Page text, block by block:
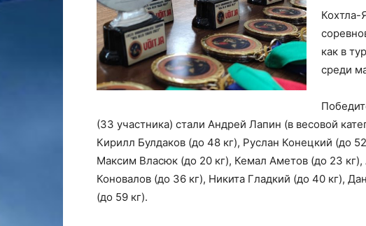
Кохтла-
как в
среди
(33 участника) стали Андрей Лапин (в весовой
Кирилл Булдаков (до 48 кг), Руслан Конецкий (до
Максим Власюк (до 20 кг), Кемал Аметов (до 23
Коновалов (до 36 кг), Никита Гладкий (до 40 кг),
(до 59 кг).